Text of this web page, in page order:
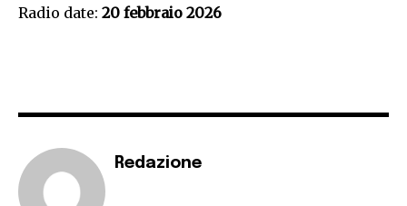
Radio date: 20 febbraio 2026
Redazione